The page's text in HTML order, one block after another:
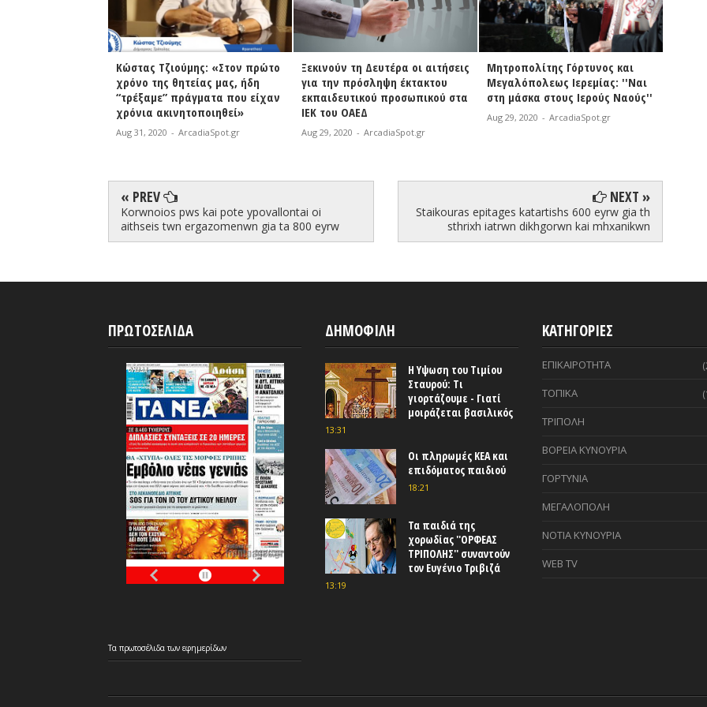
Ξεκινούν τη Δευτέρα οι αιτήσεις
για την πρόσληψη έκτακτου
εκπαιδευτικού προσωπικού στα
ΙΕΚ του ΟΑΕΔ
Aug 29, 2020 - ArcadiaSpot.gr
Μητροπολίτης Γόρτυνος και
Μεγαλόπολεως Ιερεμίας: ''Ναι
στη μάσκα στους Ιερούς Ναούς''
Aug 29, 2020 - ArcadiaSpot.gr
Βλάσης | «Αυτός που
αγωνίζεται μπορεί να χάσει,
όμως αυτός που δεν αγωνίζεται
έχει ήδη χάσει»
« PREV
Korwnoios pws kai pote ypovallontai oi
aithseis twn ergazomenwn gia ta 800 eyrw
NEXT »
Staikouras epitages katartishs 600 eyrw gia th
sthrixh iatrwn dikhgorwn kai mhxanikwn
ΠΡΩΤΟΣΕΛΙΔΑ
Τα πρωτοσέλιδατων εφημερίδων
ΔΗΜΟΦΙΛΗ
Η Υψωση του Τιμίου
Σταυρού: Τι
γιορτάζουμε - Γιατί
μοιράζεται βασιλικός
13:31
Οι πληρωμές ΚΕΑ και
επιδόματος παιδιού
18:21
Τα παιδιά της
χορωδίας ''ΟΡΦΕΑΣ
ΤΡΙΠΟΛΗΣ'' συναντούν
τον Ευγένιο Τριβιζά
13:19
ΚΑΤΗΓΟΡΙΕΣ
ΕΠΙΚΑΙΡΟΤΗΤΑ
ΤΟΠΙΚΑ
ΤΡΙΠΟΛΗ
ΒΟΡΕΙΑ ΚΥΝΟΥΡΙΑ
ΓΟΡΤΥΝΙΑ
ΜΕΓΑΛΟΠΟΛΗ
ΝΟΤΙΑ ΚΥΝΟΥΡΙΑ
WEB TV